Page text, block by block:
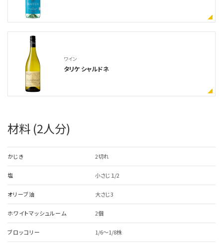
ワイン
タリケ シャルドネ
材料 (2人分)
かじき 2切れ
塩 小さじ１/2
オリーブ油 大さじ3
ホワイトマッシュルーム 2個
ブロッコリー 1/6～1/8株